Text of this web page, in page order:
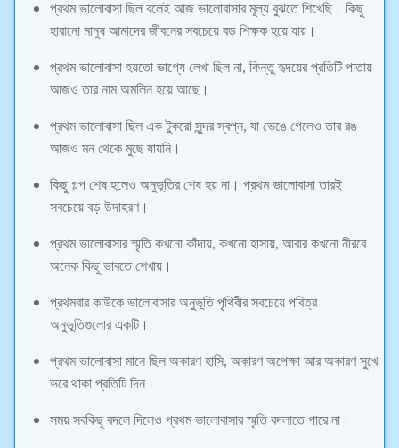
প্রথম ভালোবাসা ছিল বলেই আজ ভালোবাসার মূল্য বুঝতে শিখেছি। কিছু
হারানো মানুষ আমাদের জীবনের সবচেয়ে বড় শিক্ষক হয়ে যায়।
প্রথম ভালোবাসা হয়তো ভাগ্যে লেখা ছিল না, কিন্তু হৃদয়ের প্রতিটি পাতায়
আজও তার নাম অমলিন হয়ে আছে।
প্রথম ভালোবাসা ছিল এক টুকরো সুন্দর স্বপ্ন, যা ভেঙে গেলেও তার রঙ
আজও মন থেকে মুছে যায়নি।
কিছু গল্প শেষ হলেও অনুভূতির শেষ হয় না। প্রথম ভালোবাসা তারই
সবচেয়ে বড় উদাহরণ।
প্রথম ভালোবাসার স্মৃতি কখনো কাঁদায়, কখনো হাসায়, আবার কখনো নীরবে
অনেক কিছু ভাবতে শেখায়।
প্রথমবার কাউকে ভালোবাসার অনুভূতি পৃথিবীর সবচেয়ে পবিত্র
অনুভূতিগুলোর একটি।
প্রথম ভালোবাসা মানে ছিল অকারণ হাসি, অকারণ অপেক্ষা আর অকারণ সুখে
ভরে থাকা প্রতিটি দিন।
সময় সবকিছু বদলে দিলেও প্রথম ভালোবাসার স্মৃতি বদলাতে পারে না।